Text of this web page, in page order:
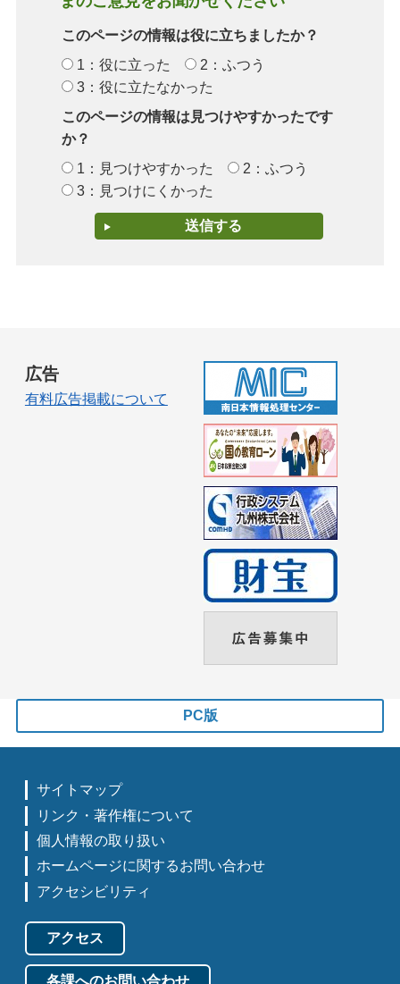
このページの情報は役に立ちましたか？
1：役に立った
2：ふつう
3：役に立たなかった
このページの情報は見つけやすかったです
か？
1：見つけやすかった
2：ふつう
3：見つけにくかった
広告
有料広告掲載について
PC版
サイトマップ
リンク・著作権について
個人情報の取り扱い
ホームページに関するお問い合わせ
アクセシビリティ
アクセス